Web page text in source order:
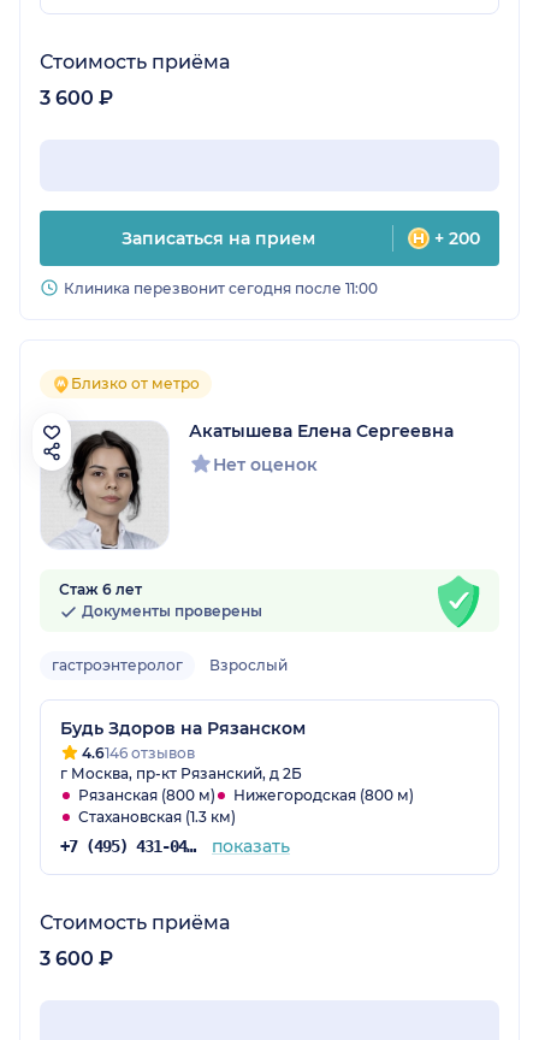
Стоимость приёма
3 600 ₽
Записаться на прием + 200
Клиника перезвонит сегодня после 11:00
Близко от метро
Акатышева Елена Сергеевна
Нет оценок
Стаж 6 лет
Документы проверены
гастроэнтеролог Взрослый
Будь Здоров на Рязанском
4.6146 отзывов
г Москва, пр-кт Рязанский, д 2Б
Рязанская (800 м)
Нижегородская (800 м)
Стахановская (1.3 км)
+7 (495) 431-04-73 показать
Стоимость приёма
3 600 ₽